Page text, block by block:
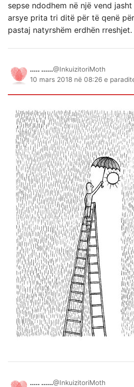
sepse ndodhem në një vend
arsye prita tri ditë për të qenë
pastaj natyrshëm erdhën rreshjet.
..... ......@InkuizitoriMoth
10 mars 2018 në 08:26 e
..... ......@InkuizitoriMoth